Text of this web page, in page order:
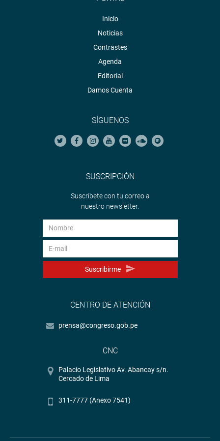
Inicio
Noticias
Contrastes
Agenda
Editorial
Damos Cuenta
SÍGUENOS
SUSCRIPCIÓN
Suscríbete con tu correo a
nuestro newsletter.
Suscribirme
CENTRO DE ATENCIÓN
prensa@congreso.gob.pe
CNC
Palacio Legislativo Av. Abancay s/n.
Cercado de Lima
311-7777 (Anexo 7541)